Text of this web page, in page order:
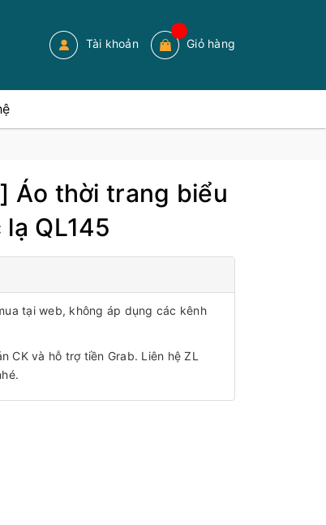
Tài khoản Giỏ hàng
Áo thời trang biểu
QL145
tại web, không áp dụng các kênh
CK và hỗ trợ tiền Grab. Liên hệ ZL